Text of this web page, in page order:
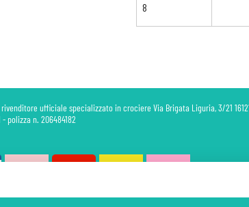
8
ufficiale specializzato in crociere Via Brigata Liguria, 3/21
polizza n. 206484182
Portuali inclusi. Le quote di Servizio sono sempre da pagare a bordo, salvo dove